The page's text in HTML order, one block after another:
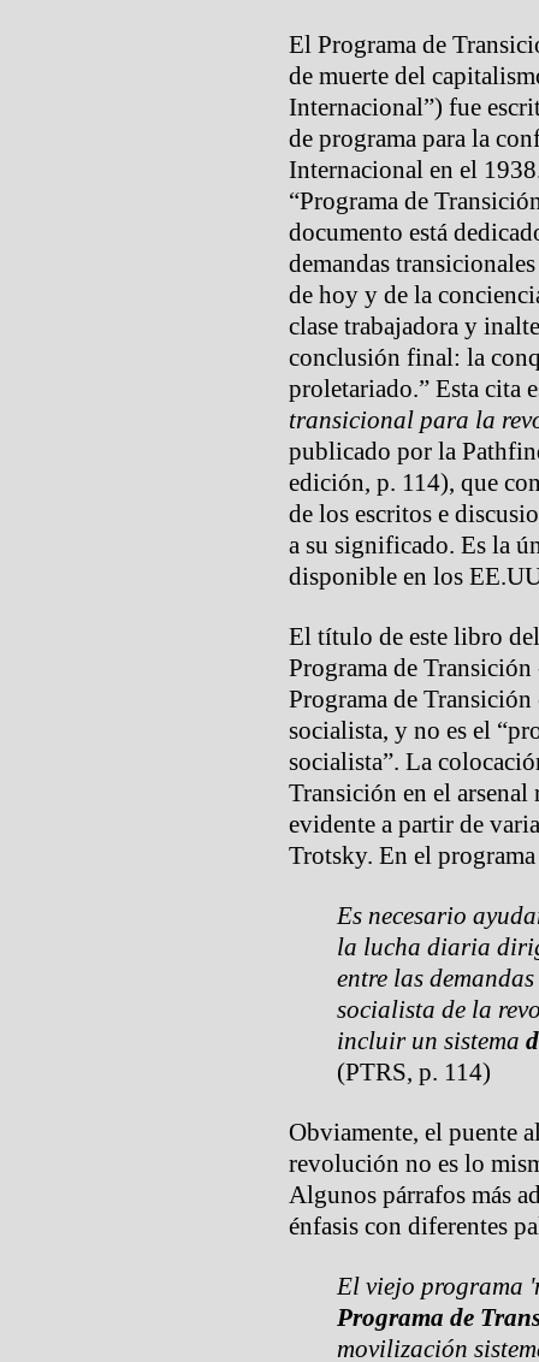
El Programa de
de muerte del
Internacional”) fue
de programa para la
Internacional en el
“Programa de
documento está
demandas
de hoy y de la
clase trabajadora y
conclusión final: la
proletariado.” Esta cita
transicional para la
publicado por la
edición, p. 114), que
de los escritos e
a su significado. Es la
disponible en los
El título de este libro
Programa de
Programa de
socialista, y no es el
socialista”. La
Transición en el
evidente a partir de
Trotsky. En el
Es necesario
la lucha diaria
entre las
socialista de la
incluir un sistema
(PTRS, p. 114)
Obviamente, el puente
revolución no es lo
Algunos párrafos más
énfasis con diferentes
El viejo programa
Programa de
movilización